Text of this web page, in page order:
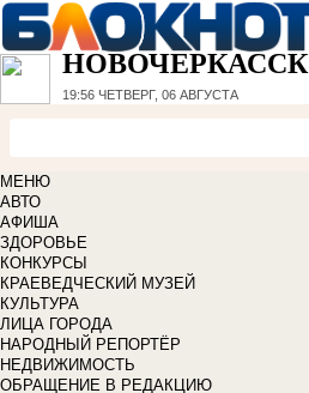
НОВОЧЕРКАССК
19:56 ЧЕТВЕРГ, 06 АВГУСТА
МЕНЮ
АВТО
АФИША
ЗДОРОВЬЕ
КОНКУРСЫ
КРАЕВЕДЧЕСКИЙ МУЗЕЙ
КУЛЬТУРА
ЛИЦА ГОРОДА
НАРОДНЫЙ РЕПОРТЁР
НЕДВИЖИМОСТЬ
ОБРАЩЕНИЕ В РЕДАКЦИЮ